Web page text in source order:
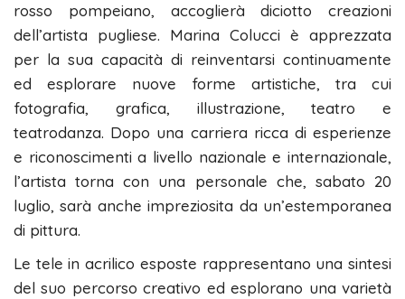
rosso pompeiano, accoglierà diciotto creazioni
dell’artista pugliese. Marina Colucci è apprezzata
per la sua capacità di reinventarsi continuamente
ed esplorare nuove forme artistiche, tra cui
fotografia, grafica, illustrazione, teatro e
teatrodanza. Dopo una carriera ricca di esperienze
e riconoscimenti a livello nazionale e internazionale,
l’artista torna con una personale che, sabato 20
luglio, sarà anche impreziosita da un’estemporanea
di pittura.
Le tele in acrilico esposte rappresentano una sintesi
del suo percorso creativo ed esplorano una varietà